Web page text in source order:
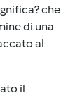
che
di una
al
il